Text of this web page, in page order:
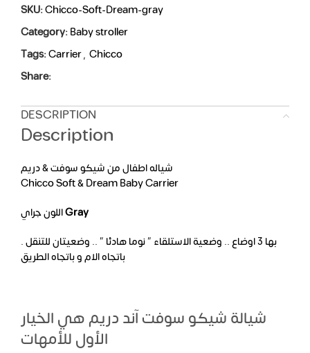
SKU:Chicco-Soft-Dream-gray
Category:Baby stroller
Tags:Carrier, Chicco
Share:
DESCRIPTION
Description
شياله اطفال من شيكو سوفت & دريم
Chicco Soft & Dream Baby Carrier
Gray
بها 3 اوضاع .. وضعية الاستلقاء ” نوما هادئا ” .. وضعيتان للتنقل .
باتجاه الام و باتجاه الطريق
شيالة شيكو سوفت آند دريم هي الخيار
الأول للأمهات